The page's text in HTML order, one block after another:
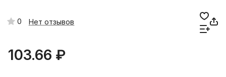
0 Нет отзывов
103.66 ₽